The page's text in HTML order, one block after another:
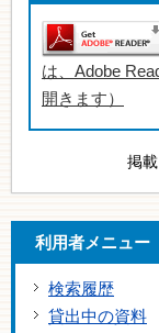
は、Adobe
開きます）
掲
利用者メニュー
検索履歴
貸出中の資料